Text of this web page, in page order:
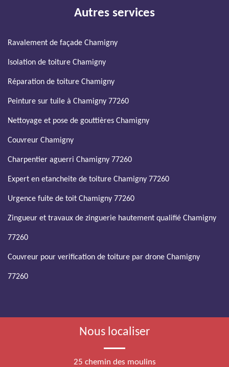
Autres services
Ravalement de façade Chamigny
Isolation de toiture Chamigny
Réparation de toiture Chamigny
Peinture sur tuile à Chamigny 77260
Nettoyage et pose de gouttières Chamigny
Couvreur Chamigny
Charpentier aguerri Chamigny 77260
Expert en etancheite de toiture Chamigny 77260
Urgence fuite de toit Chamigny 77260
Zingueur et travaux de zinguerie hautement qualifié Chamigny
77260
Couvreur pour verification de toiture par drone Chamigny
77260
Nous localiser
25 chemin des moulins